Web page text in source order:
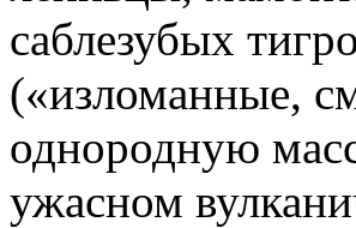
саблезубых
(«изломанные,
однородную
ужасном